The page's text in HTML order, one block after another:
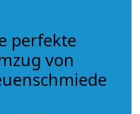
perfekte
von